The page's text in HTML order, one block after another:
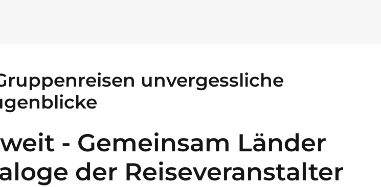
unvergessliche
- Gemeinsam Länder
der Reiseveranstalter